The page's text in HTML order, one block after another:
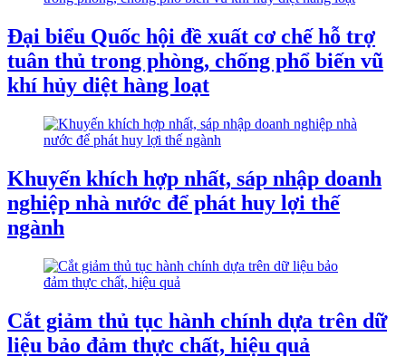
Đại biểu Quốc hội đề xuất cơ chế hỗ trợ
tuân thủ trong phòng, chống phổ biến vũ
khí hủy diệt hàng loạt
Khuyến khích hợp nhất, sáp nhập doanh
nghiệp nhà nước để phát huy lợi thế
ngành
Cắt giảm thủ tục hành chính dựa trên dữ
liệu bảo đảm thực chất, hiệu quả